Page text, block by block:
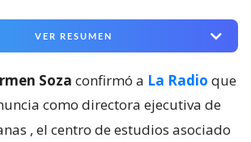
VER RESUMEN
Soza confirmó a La Radio que
como directora ejecutiva de
, el centro de estudios asociado